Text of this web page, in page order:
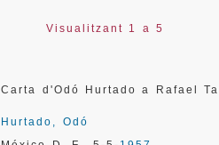
Visualitzant 1 a 5
Carta d'Odó Hurtado a Rafael
Hurtado, Odó